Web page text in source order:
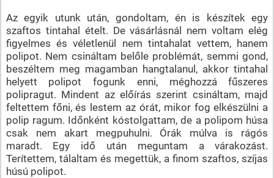
Az egyik utunk után, gondoltam, én is készítek egy
szaftos tintahal ételt. De vásárlásnál nem voltam elég
figyelmes és véletlenül nem tintahalat vettem, hanem
polipot. Nem csináltam belőle problémát, semmi gond,
beszéltem meg magamban hangtalanul, akkor tintahal
helyett polipot fogunk enni, méghozzá fűszeres
polipragut. Mindent az előírás szerint csináltam, majd
feltettem főni, és lestem az órát, mikor fog elkészülni a
polip ragum. Időnként kóstolgattam, de a polipom húsa
csak nem akart megpuhulni. Órák múlva is rágós
maradt. Egy idő után meguntam a várakozást.
Terítettem, tálaltam és megettük, a finom szaftos, szíjas
húsú polipot.